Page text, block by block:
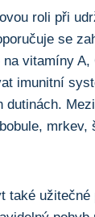
roli při
se
na vitamíny⁢
imunitní
⁢dutinách.
⁤mrkev,⁤
také⁣